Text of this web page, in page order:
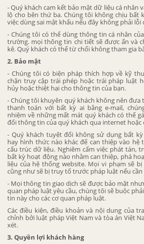
- Quý khách cam kết bảo mật dữ liệu cá nhân
lộ cho bên thứ ba. Chúng tôi không chịu bất
việc dùng sai mật khẩu nếu đây không phải lỗi
- Chúng tôi có thể dùng thông tin cá nhân
trường. mọi thông tin chi tiết sẽ được ẩn và
kê. Quý khách có thể từ chối không tham gia
2. Bảo mật
- Chúng tôi có biện pháp thích hợp về kỹ
chặn truy cập trái phép hoặc trái pháp luật
hủy hoặc thiệt hại cho thông tin của bạn.
- Chúng tôi khuyên quý khách không nên đưa
thanh toán với bất kỳ ai bằng e-mail,
nhiệm về những mất mát quý khách có thể
đổi thông tin của quý khách qua internet hoặc
- Quý khách tuyệt đối không sử dụng bất
hay hình thức nào khác để can thiệp vào hệ
cấu trúc dữ liệu. Nghiêm cấm việc phát tán,
bất kỳ hoạt động nào nhằm can thiệp, phá
liệu của hệ thống website. Mọi vi phạm sẽ
cũng như sẽ bị truy tố trước pháp luật nếu
- Mọi thông tin giao dịch sẽ được bảo mật
quan pháp luật yêu cầu, chúng tôi sẽ buộc
tin này cho các cơ quan pháp luật.
Các điều kiện, điều khoản và nội dung của
chỉnh bởi luật pháp Việt Nam và tòa án Việt
xét.
3. Quyền lợi khách hàng